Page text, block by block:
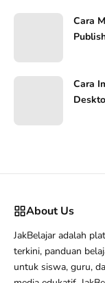
Cara
Cara
About Us
JakBelajar adalah
terkini, panduan
untuk siswa, guru,